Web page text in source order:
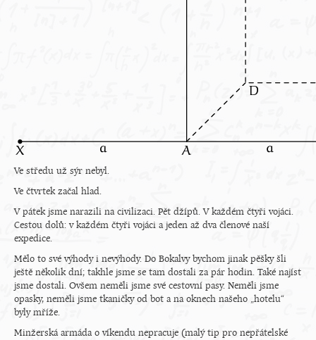
Ve středu už sýr nebyl.
Ve čtvrtek začal hlad.
V pátek jsme narazili na civilizaci. Pět džípů. V každém čtyři vojáci.
Cestou dolů: v každém čtyři vojáci a jeden až dva členové naší
expedice.
Mělo to své výhody i nevýhody. Do Bokalvy bychom jinak pěšky šli
ještě několik dní; takhle jsme se tam dostali za pár hodin. Také najíst
jsme dostali. Ovšem neměli jsme své cestovní pasy. Neměli jsme
opasky, neměli jsme tkaničky od bot a na oknech našeho „hotelu“
byly mříže.
Minžerská armáda o víkendu nepracuje (malý tip pro nepřátelské